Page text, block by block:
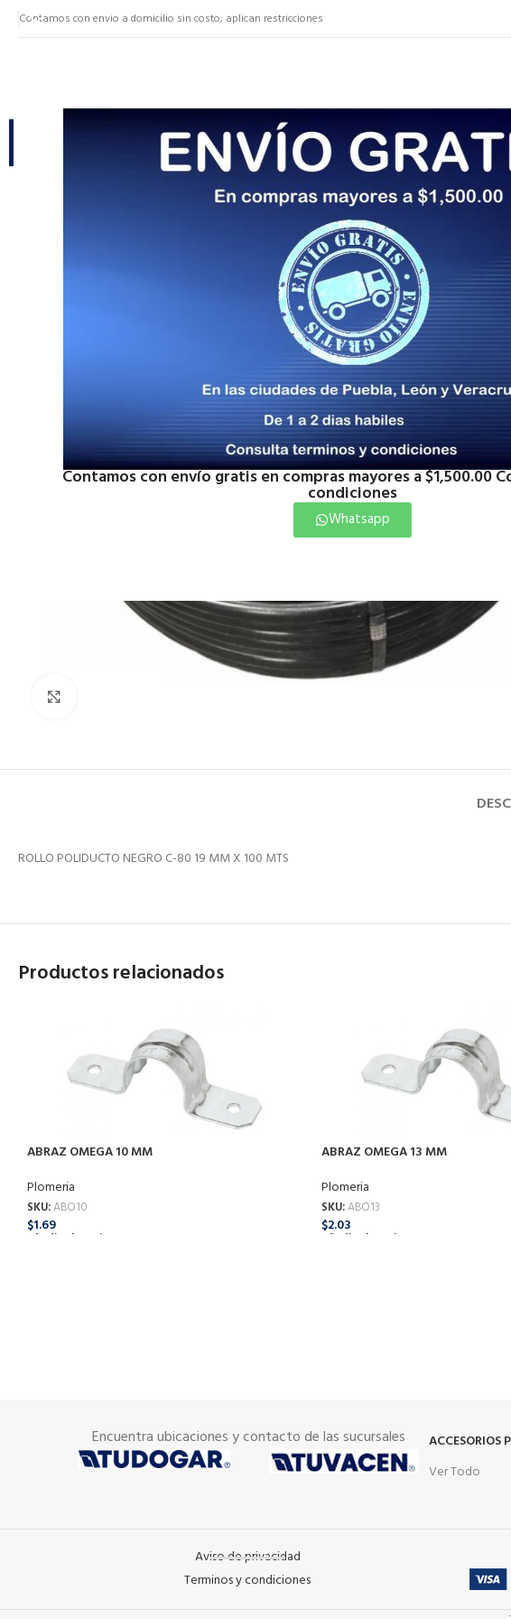
Contamos con envío gratis en compras mayores a $1,500.00
condiciones
Whatsapp
Contamos con envio a domicilio sin costo; aplican restricciones
NUESTRAS CATEGORÍAS
CATEGORÍAS
ROLLO POLIDUCTO NEGRO C-80 19 MM X 100 MTS
Productos relacionados
ABRAZ OMEGA 10 MM
Plomeria
SKU:ABO10
$1.69
Añadir Al Carrito
ABRAZ OMEGA 13 MM
Plomeria
SKU:ABO13
$2.03
Añadir Al Carrito
Encuentra ubicaciones y contacto de las sucursales
ACCESORIOS
Ver Todo
Aviso de privacidad
Terminos y condiciones